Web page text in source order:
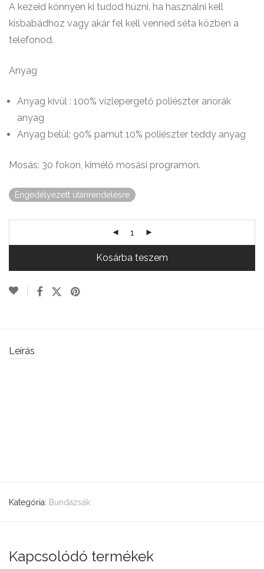
A kezeid könnyen ki tudod húzni, ha használni kell
kisbabádhoz vagy akár fel kell venned séta közben a
telefonod.
Anyag
Anyag kívül : 100% vízlepergető poliészter anorák
anyag
Anyag belül: 90% pamut 10% poliészter teddy anyag
Mosás: 30 fokon, kimélő mosási programon.
Engedélyezett utánrendelésre
Kosárba teszem
Leírás
Kategória: Bundazsák
Kapcsolódó termékek